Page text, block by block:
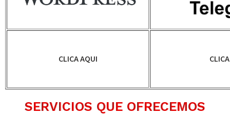
CLICA AQUI
SERVICIOS QUE OFRECEMOS